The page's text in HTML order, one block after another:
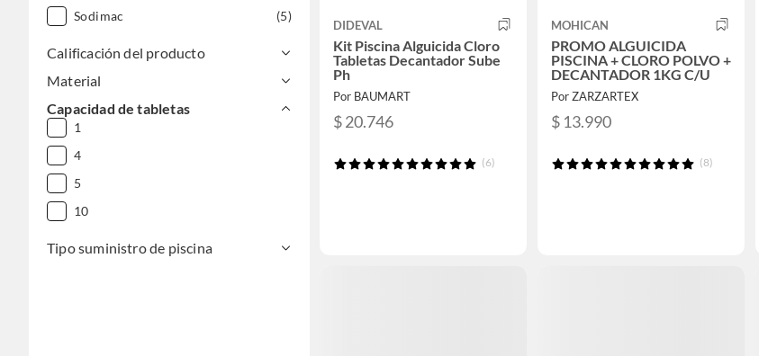
Sodimac
(5)
Calificación del producto
Material
Capacidad de tabletas
1
4
5
10
Tipo suministro de piscina
DIDEVAL
Kit Piscina Alguicida Cloro
Tabletas Decantador Sube
Ph
Por BAUMART
$ 20.746
(6)
MOHICAN
PROMO ALGUICIDA
PISCINA + CLORO POLVO +
DECANTADOR 1KG C/U
Por ZARZARTEX
$ 13.990
(8)